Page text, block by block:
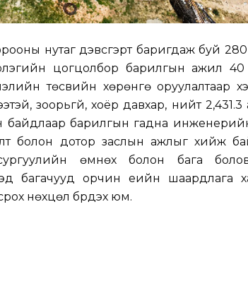
нутаг дэвсгэрт баригдаж буй 280
цогцолбор барилгын ажил
төсвийн хөрөнгө оруулалтаар
зоорьгүй, хоёр давхар, нийт
байдлаар барилгын гадна
болон дотор заслын ажлыг хийж
өмнөх болон бага
багачууд орчин үеийн шаардлага
нөхцөл бүрдэх юм.